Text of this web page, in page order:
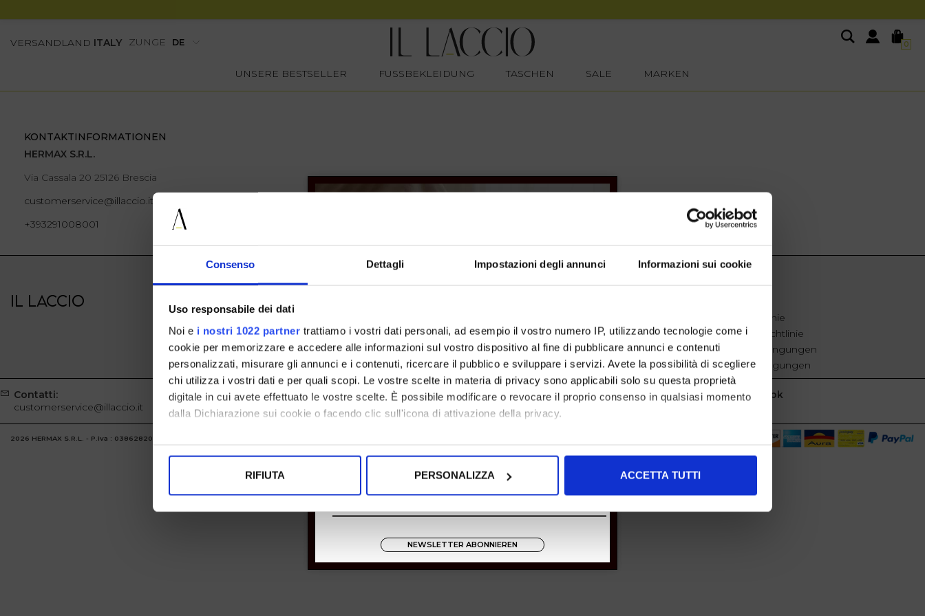
Consenso Dettagli Impostazioni degli annunci Informazioni sui cookie
Uso responsabile dei dati
Noi e i nostri 1022 partner trattiamo i vostri dati personali, ad esempio il vostro numero IP, utilizzando tecnologie come i
cookie per memorizzare e accedere alle informazioni sul vostro dispositivo al fine di pubblicare annunci e contenuti
personalizzati, misurare gli annunci e i contenuti, ricercare il pubblico e sviluppare i servizi. Avete la possibilità di scegliere
chi utilizza i vostri dati e per quali scopi. Le vostre scelte in materia di privacy sono applicabili solo su questa proprietà
digitale in cui avete effettuato le vostre scelte. È possibile modificare o revocare il proprio consenso in qualsiasi momento
dalla Dichiarazione sui cookie o facendo clic sull'icona di attivazione della privacy.
Con il tuo consenso, vorremmo anche:
Identificare il tuo dispositivo, scansionandolo attivamente alla ricerca di caratteristiche specifiche (impronte
digitali).
Approfondisci come vengono elaborati i tuoi dati personali e imposta le tue preferenze nella
RIFIUTA PERSONALIZZA ACCETTA TUTTI
VERSANDLAND ITALY ZUNGE 0
UNSERE BESTSELLER FUSSBEKLEIDUNG TASCHEN SALE MARKEN
KONTAKTINFORMATIONEN
HERMAX S.R.L.
Via Cassala 20 25126 Brescia
customerservice@illaccio.it
+393291008001
IL LACCIO
Zahlungen
Versand
Cookie-Richtlinie
Datenschutzrichtlinie
Geschäftsbedingungen
Verkaufsbedingungen
Contatti:
customerservice@illaccio.it
Whatsapp
+393291008001
Instagram Facebook
2026 HERMAX S.R.L. - P.iva : 03862820986 Powered by
NEWSLETTER ABONNIEREN